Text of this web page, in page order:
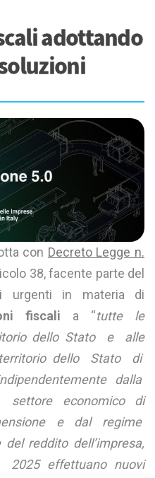
adottando
con Decreto Legge n.
38, facente parte del
urgenti in materia di
fiscali a “tutte le
dello Stato e alle
territorio dello Stato di
dalla
economico di
e dal regime
reddito dell’impresa,
effettuano nuovi